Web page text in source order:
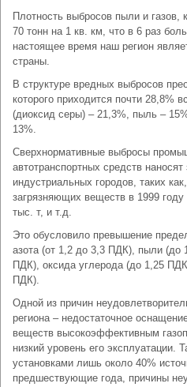
Плотность выбросов пыли и газов,
70 тонн на 1 кв. км, что в 6 раз
настоящее время наш регион
страны.
В структуре вредных выбросов
которого приходится почти 28,8%
(диоксид серы) – 21,3%, пыль –
13%.
Сверхнормативные выбросы
автотранспортных средств
индустриальных городов, таких
загрязняющих веществ в 1999
тыс. т, и т.д.
Это обусловило превышение
азота (от 1,2 до 3,3 ПДК), пыли (до
ПДК), оксида углерода (до 1,25
ПДК).
Одной из причин
региона – недостаточное
веществ высокоэффективным
низкий уровень его
установками лишь около 40%
предшествующие года, причины